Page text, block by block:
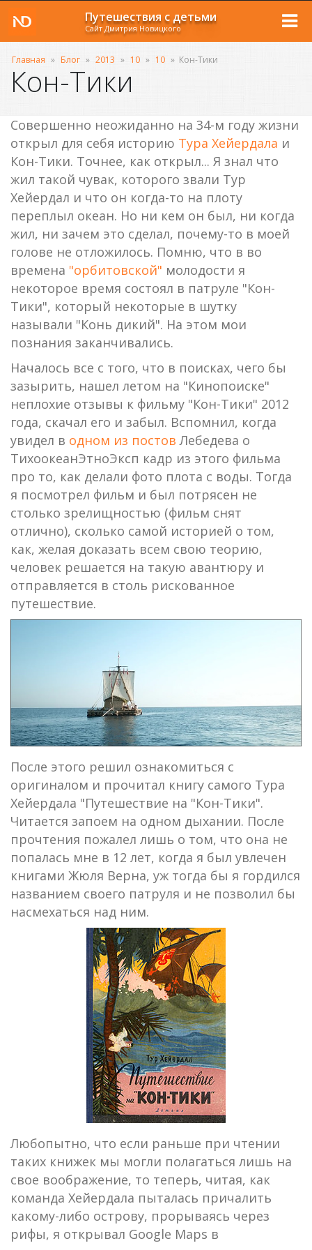
Путешествия с детьми
Сайт Дмитрия Новицкого
Главная » Блог » 2013 » 10 » 10 » Кон-Тики
Кон-Тики
Совершенно неожиданно на 34-м году жизни
открыл для себя историю Тура Хейердала и
Кон-Тики. Точнее, как открыл... Я знал что
жил такой чувак, которого звали Тур
Хейердал и что он когда-то на плоту
переплыл океан. Но ни кем он был, ни когда
жил, ни зачем это сделал, почему-то в моей
голове не отложилось. Помню, что в во
времена "орбитовской" молодости я
некоторое время состоял в патруле "Кон-
Тики", который некоторые в шутку
называли "Конь дикий". На этом мои
познания заканчивались.
Началось все с того, что в поисках, чего бы
зазырить, нашел летом на "Кинопоиске"
неплохие отзывы к фильму "Кон-Тики" 2012
года, скачал его и забыл. Вспомнил, когда
увидел в одном из постов Лебедева о
ТихоокеанЭтноЭксп кадр из этого фильма
про то, как делали фото плота с воды. Тогда
я посмотрел фильм и был потрясен не
столько зрелищностью (фильм снят
отлично), сколько самой историей о том,
как, желая доказать всем свою теорию,
человек решается на такую авантюру и
отправляется в столь рискованное
путешествие.
После этого решил ознакомиться с
оригиналом и прочитал книгу самого Тура
Хейердала "Путешествие на "Кон-Тики".
Читается запоем на одном дыхании. После
прочтения пожалел лишь о том, что она не
попалась мне в 12 лет, когда я был увлечен
книгами Жюля Верна, уж тогда бы я гордился
названием своего патруля и не позволил бы
насмехаться над ним.
Любопытно, что если раньше при чтении
таких книжек мы могли полагаться лишь на
свое воображение, то теперь, читая, как
команда Хейердала пыталась причалить
какому-либо острову, прорываясь через
рифы, я открывал Google Maps в